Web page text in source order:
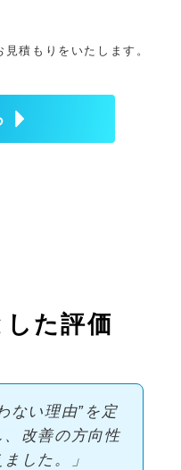
積もりをいたします。
た評価
ない理由”を定
改善の方向性
した。」